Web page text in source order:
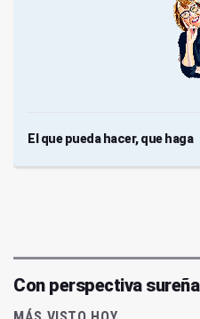
El que pueda hacer, que haga
Con perspectiva sureña